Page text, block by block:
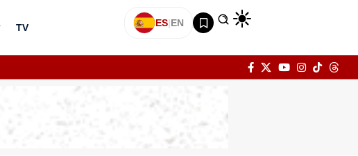
TV ES|EN